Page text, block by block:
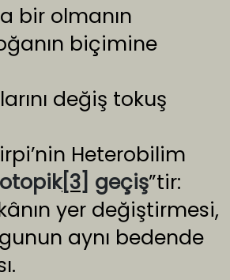
bir olmanın
biçimine
değiş tokuş
Heterobilim
[3] geçiş”tir:
yer değiştirmesi,
aynı bedende